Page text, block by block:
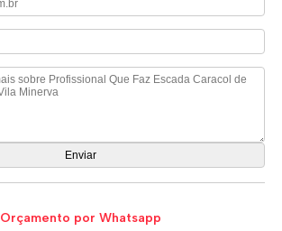
Orçamento por Whatsapp